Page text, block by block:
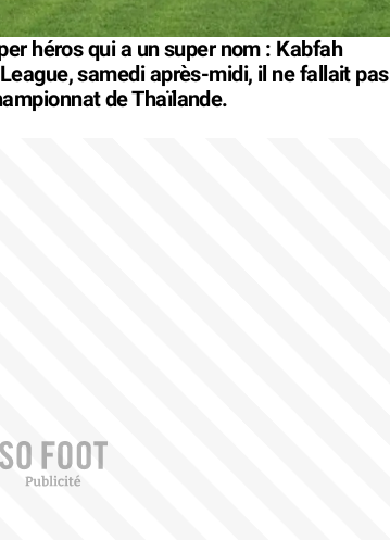
héros qui a un super nom : Kabfah
samedi après-midi, il ne fallait pas
de Thaïlande.